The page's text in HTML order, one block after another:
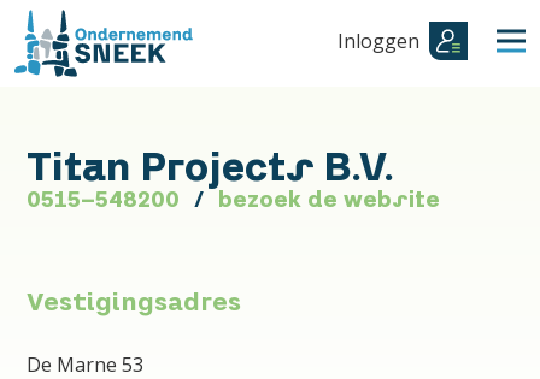
Inloggen
Titan Projects B.V.
0515-548200 bezoek de website
Vestigingsadres
De Marne 53